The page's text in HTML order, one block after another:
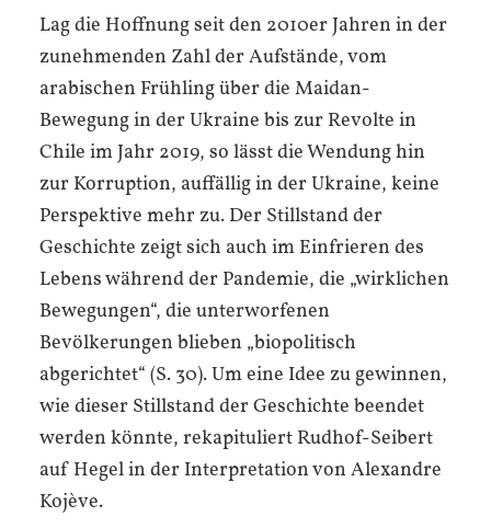
Lag die Hoffnung seit den 2010er Jahren in der
zunehmenden Zahl der Aufstände, vom
arabischen Frühling über die Maidan-
Bewegung in der Ukraine bis zur Revolte in
Chile im Jahr 2019, so lässt die Wendung hin
zur Korruption, auffällig in der Ukraine, keine
Perspektive mehr zu. Der Stillstand der
Geschichte zeigt sich auch im Einfrieren des
Lebens während der Pandemie, die „wirklichen
Bewegungen“, die unterworfenen
Bevölkerungen blieben „biopolitisch
abgerichtet“ (S. 30). Um eine Idee zu gewinnen,
wie dieser Stillstand der Geschichte beendet
werden könnte, rekapituliert Rudhof-Seibert
auf Hegel in der Interpretation von Alexandre
Kojève.